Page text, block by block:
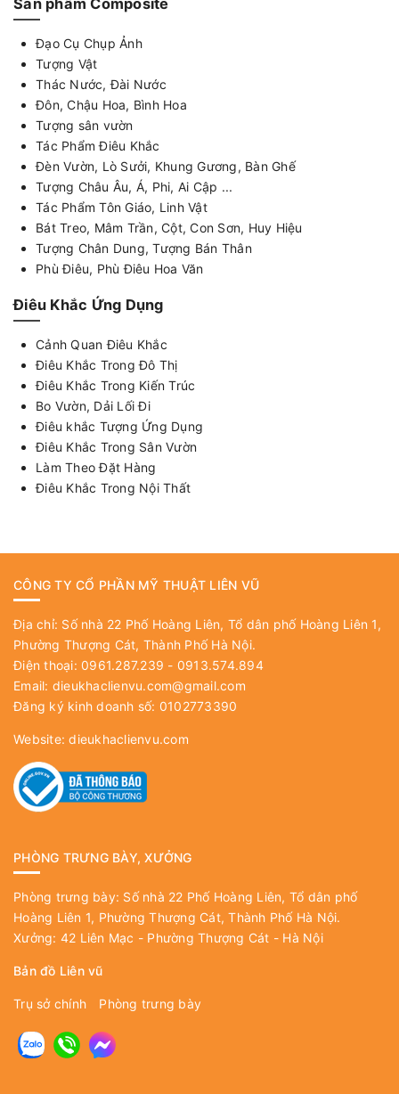
Sản phẩm Composite
Đạo Cụ Chụp Ảnh
Tượng Vật
Thác Nước, Đài Nước
Đôn, Chậu Hoa, Bình Hoa
Tượng sân vườn
Tác Phẩm Điêu Khắc
Đèn Vườn, Lò Sưởi, Khung Gương, Bàn Ghế
Tượng Châu Âu, Á, Phi, Ai Cập ...
Tác Phẩm Tôn Giáo, Linh Vật
Bát Treo, Mâm Trần, Cột, Con Sơn, Huy Hiệu
Tượng Chân Dung, Tượng Bán Thân
Phù Điêu, Phù Điêu Hoa Văn
Điêu Khắc Ứng Dụng
Cảnh Quan Điêu Khắc
Điêu Khắc Trong Đô Thị
Điêu Khắc Trong Kiến Trúc
Bo Vườn, Dải Lối Đi
Điêu khắc Tượng Ứng Dụng
Điêu Khắc Trong Sân Vườn
Làm Theo Đặt Hàng
Điêu Khắc Trong Nội Thất
CÔNG TY CỔ PHẦN MỸ THUẬT LIÊN VŨ
Địa chỉ: Số nhà 22 Phố Hoàng Liên, Tổ dân phố Hoàng Liên 1,
Phường Thượng Cát, Thành Phố Hà Nội.
Điện thoại: 0961.287.239 - 0913.574.894
Email: dieukhaclienvu.com@gmail.com
Đăng ký kinh doanh số: 0102773390
Website:dieukhaclienvu.com
PHÒNG TRƯNG BÀY, XƯỞNG
Phòng trưng bày: Số nhà 22 Phố Hoàng Liên, Tổ dân phố
Hoàng Liên 1, Phường Thượng Cát, Thành Phố Hà Nội.
Xưởng: 42 Liên Mạc - Phường Thượng Cát - Hà Nội
Bản đồ Liên vũ
Trụ sở chính Phòng trưng bày